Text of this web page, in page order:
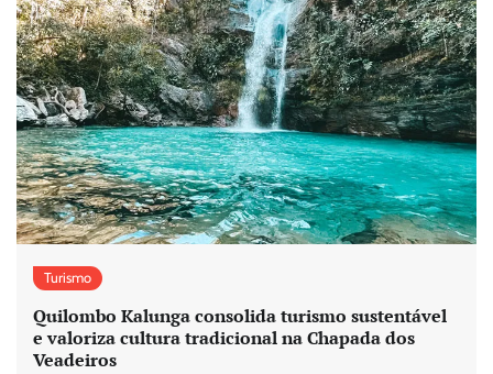
Turismo
Quilombo Kalunga consolida turismo sustentável
e valoriza cultura tradicional na Chapada dos
Veadeiros